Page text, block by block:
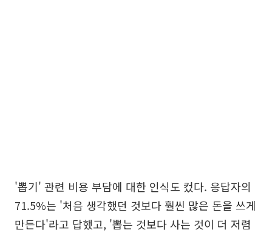
'뽑기' 관련 비용 부담에 대한 인식도 컸다. 응답자의
71.5%는 '처음 생각했던 것보다 훨씬 많은 돈을 쓰게
만든다'라고 답했고, '뽑는 것보다 사는 것이 더 저렴